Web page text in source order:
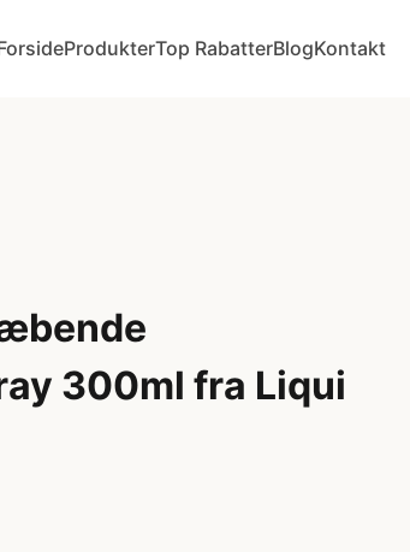
ProdukterTop RabatterBlogKontakt
300ml fra Liqui